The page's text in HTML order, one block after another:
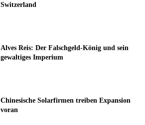
Switzerland
Alves Reis: Der Falschgeld-König und sein
gewaltiges Imperium
Chinesische Solarfirmen treiben Expansion
voran